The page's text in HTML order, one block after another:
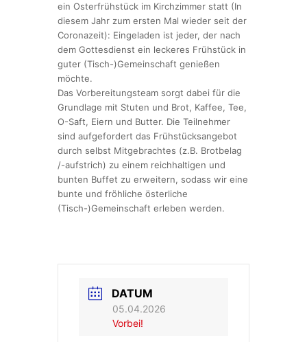
ein Osterfrühstück im Kirchzimmer statt (In
diesem Jahr zum ersten Mal wieder seit der
Coronazeit): Eingeladen ist jeder, der nach
dem Gottesdienst ein leckeres Frühstück in
guter (Tisch-)Gemeinschaft genießen
möchte.
Das Vorbereitungsteam sorgt dabei für die
Grundlage mit Stuten und Brot, Kaffee, Tee,
O-Saft, Eiern und Butter. Die Teilnehmer
sind aufgefordert das Frühstücksangebot
durch selbst Mitgebrachtes (z.B. Brotbelag
/-aufstrich) zu einem reichhaltigen und
bunten Buffet zu erweitern, sodass wir eine
bunte und fröhliche österliche
(Tisch-)Gemeinschaft erleben werden.
DATUM
05.04.2026
Vorbei!